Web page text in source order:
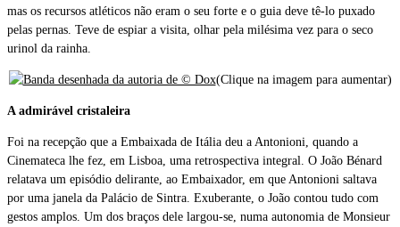
mas os recursos atléticos não eram o seu forte e o guia deve tê-lo puxado
pelas pernas. Teve de espiar a visita, olhar pela milésima vez para o seco
urinol da rainha.
(Clique na imagem para aumentar)
A admirável cristaleira
Foi na recepção que a Embaixada de Itália deu a Antonioni, quando a
Cinemateca lhe fez, em Lisboa, uma retrospectiva integral. O João Bénard
relatava um episódio delirante, ao Embaixador, em que Antonioni saltava
por uma janela da Palácio de Sintra. Exuberante, o João contou tudo com
gestos amplos. Um dos braços dele largou-se, numa autonomia de Monsieur